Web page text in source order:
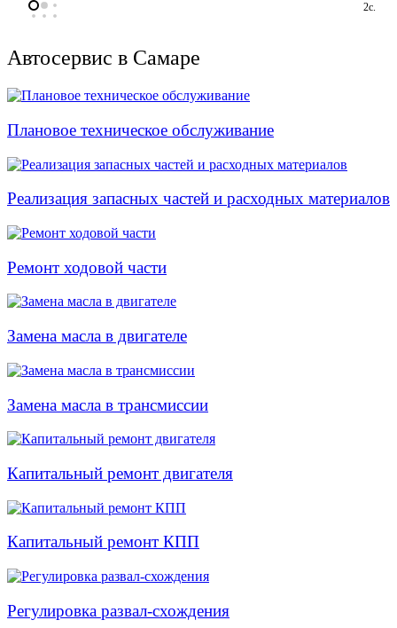
1с.
Автосервис в Самаре
Плановое техническое обслуживание
Реализация запасных частей и расходных материалов
Ремонт ходовой части
Замена масла в двигателе
Замена масла в трансмиссии
Капитальный ремонт двигателя
Капитальный ремонт КПП
Регулировка развал-схождения